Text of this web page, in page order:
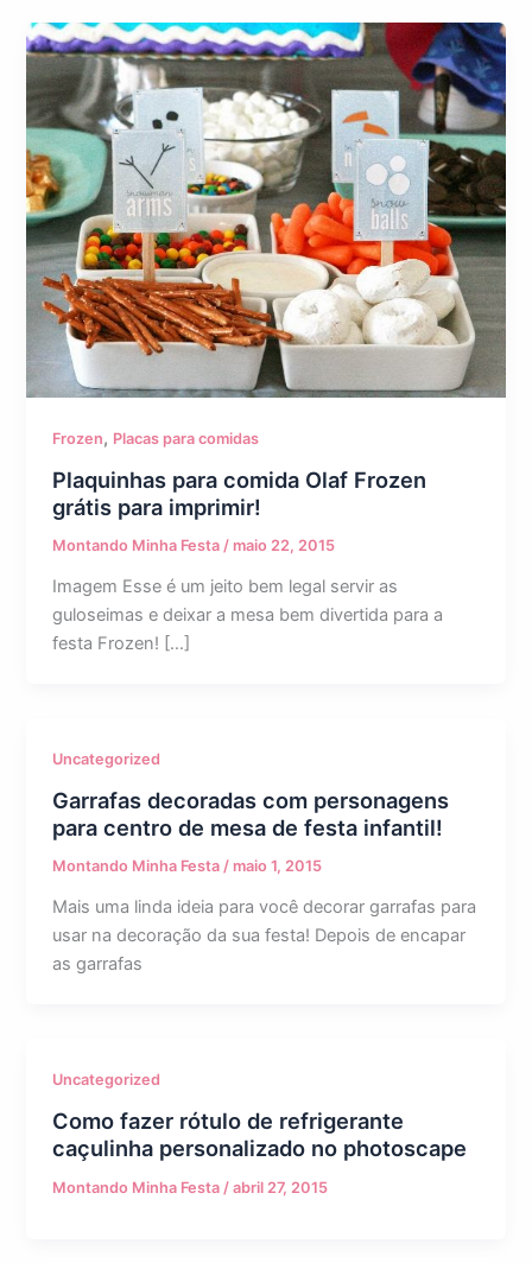
Frozen, Placas para comidas
Plaquinhas para comida Olaf Frozen
grátis para imprimir!
Montando Minha Festa/ maio 22, 2015
Imagem Esse é um jeito bem legal servir as
guloseimas e deixar a mesa bem divertida para a
festa Frozen! […]
Uncategorized
Garrafas decoradas com personagens
para centro de mesa de festa infantil!
Montando Minha Festa/ maio 1, 2015
Mais uma linda ideia para você decorar garrafas para
usar na decoração da sua festa! Depois de encapar
as garrafas
Uncategorized
Como fazer rótulo de refrigerante
caçulinha personalizado no photoscape
Montando Minha Festa /abril 27, 2015